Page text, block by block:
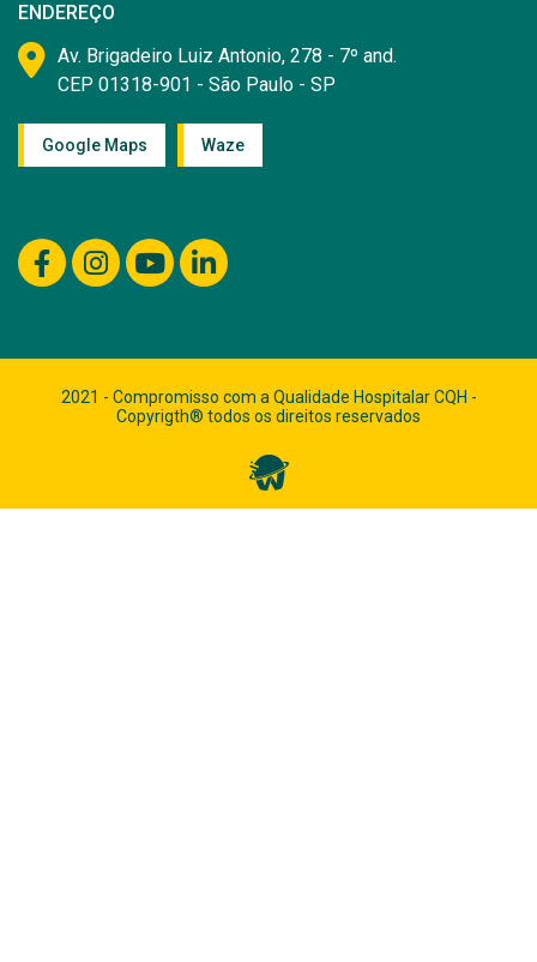
ENDEREÇO
Av. Brigadeiro Luiz Antonio, 278 - 7º and.
CEP 01318-901 - São Paulo - SP
Google Maps Waze
2021 - Compromisso com a Qualidade Hospitalar CQH -
Copyrigth® todos os direitos reservados